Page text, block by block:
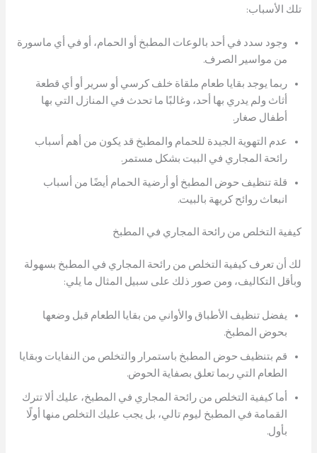
تلك الأسباب:
وجود سدد في أحد بالوعات المطبخ أو الحمام، أو في أي ماسورة
من مواسير الصرف.
ربما يوجد بقايا طعام ملقاة خلف كرسي أو سرير أو أي قطعة
أثاث ولم يدري بها أحد، وغالبًا ما تحدث في المنازل التي بها
أطفال صغار.
عدم التهوية الجيدة للحمام والمطبخ قد يكون من أهم أسباب
رائحة المجاري في البيت بشكل مستمر.
قلة تنظيف حوض المطبخ أو أرضية الحمام أيضًا من أسباب
انبعاث روائح كريهة بالبيت.
كيفية التخلص من رائحة المجاري في المطبخ
لك أن تعرف كيفية التخلص من رائحة المجاري في المطبخ بسهولة
وبأقل التكاليف، ومن صور ذلك على سبيل المثال ما يلي:
يفضل تنظيف الأطباق والأواني من بقايا الطعام قبل وضعها
بحوض المطبخ.
قم بتنظيف حوض المطبخ باستمرار والتخلص من النفايات وبقايا
الطعام التي ربما تعلق بصفاية الحوض.
أما كيفية التخلص من رائحة المجاري في المطبخ، عليك ألا تترك
القمامة في المطبخ ليوم تالي، بل يجب عليك التخلص منها أولًا
بأول.